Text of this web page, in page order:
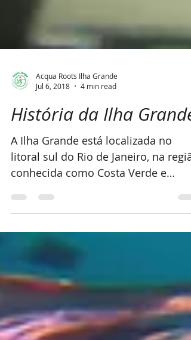
Jul 6, 2018
4 min read
História da Ilha Grande
A Ilha Grande está localizada no
conhecida como Costa Verde e
pertence ao município de Angra
dos...